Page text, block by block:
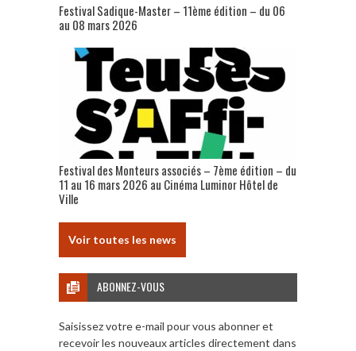
Festival Sadique-Master – 11ème édition – du 06
au 08 mars 2026
Festival des Monteurs associés – 7ème édition – du
11 au 16 mars 2026 au Cinéma Luminor Hôtel de
Ville
Voir toutes les news
ABONNEZ-VOUS
Saisissez votre e-mail pour vous abonner et
recevoir les nouveaux articles directement dans